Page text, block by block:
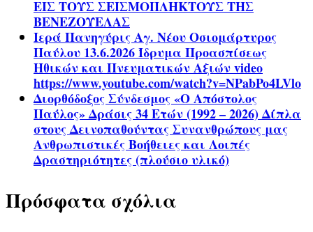
ΕΙΣ ΤΟΥΣ ΣΕΙΣΜΟΠΛΗΚΤΟΥΣ ΤΗΣ
ΒΕΝΕΖΟΥΕΛΑΣ
Ιερά Πανηγύρις Αγ. Νέου Οσιομάρτυρος
Παύλου 13.6.2026 Ίδρυμα Προασπίσεως
Ηθικών και Πνευματικών Αξιών video
https://www.youtube.com/watch?v=NPabPo4LVlo
Διορθόδοξος Σύνδεσμος «Ο Απόστολος
Παύλος» Δράσις 34 Ετών (1992 – 2026) Δίπλα
στους Δεινοπαθούντας Συνανθρώπους μας
Ανθρωπιστικές Βοήθειες και Λοιπές
Δραστηριότητες (πλούσιο υλικό)
Πρόσφατα σχόλια